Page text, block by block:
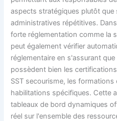
aspects stratégiques plutôt que
administratives répétitives.
forte réglementation comme la
peut également vérifier
réglementaire en s'assurant
possèdent bien les
SST secourisme, les
habilitations spécifiques. Cette
tableaux de bord dynamiques
réel sur l'ensemble des